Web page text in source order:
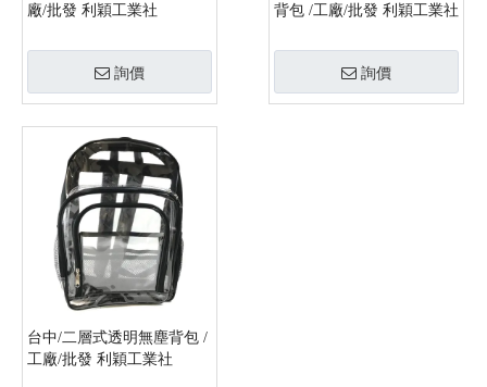
廠/批發 利穎工業社
詢價
背包 /工廠/批發 利穎工業社
詢價
台中/二層式透明無塵背包 /
工廠/批發 利穎工業社